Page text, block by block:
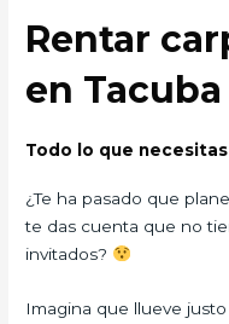
Rentar
en Tacuba
Todo lo que
¿Te ha pasado que
te das cuenta que no
invitados?
Imagina que llueve